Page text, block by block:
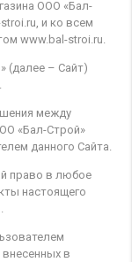
ООО «Бал-
и ко всем
www.bal-stroi.ru.
(далее – Сайт)
между
«Бал-Строй»
данного Сайта.
право в любое
настоящего
внесенных в